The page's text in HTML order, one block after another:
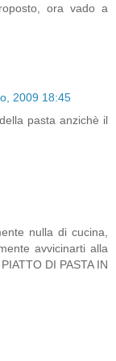
ora vado a
2009 18:45
pasta anzichè il
nulla di cucina,
avvicinarti alla
DI PASTA IN